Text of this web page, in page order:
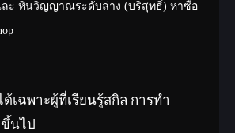
ละ หินวิญญาณระดับล่าง (บริสุทธิ์) หาซื้อ
ด้เฉพาะผู้ที่เรียนรู้สกิล การทำ
ขึ้นไป